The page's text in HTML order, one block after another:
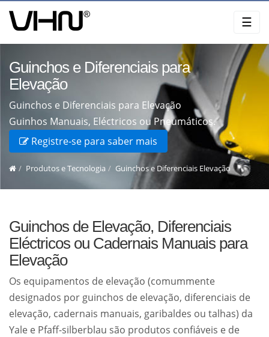
☰
Guinchos e Diferenciais para
Elevação
Guinchos e Diferenciais para Elevação
Guinhos Manuais, Eléctricos ou Pneumáticos.
Registre-se para saber mais
Produtos e Tecnologia Guinchos e Diferenciais Elevação
Guinchos de Elevação, Diferenciais
Eléctricos ou Cadernais Manuais para
Elevação
Os equipamentos de elevação (comummente
designados por guinchos de elevação, diferenciais de
elevação, cadernais manuais, garibaldes ou talhas) da
Yale e Pfaff-silberblau são produtos confiáveis e de